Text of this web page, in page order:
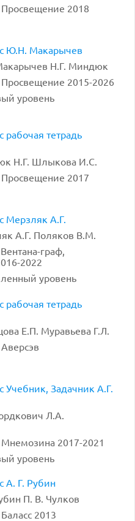
Просвещение 2018
Ю.Н. Макарычев
Н.Г. Миндюк
Просвещение 2015-2026
уровень
рабочая тетрадь
Н.Г. Шлыкова И.С.
Просвещение 2017
Мерзляк А.Г.
А.Г. Поляков В.М.
Вентана-граф,
2022
уровень
рабочая тетрадь
Е.П. Муравьева Г.Л.
Аверсэв
Учебник, Задачник А.Г.
Л.А.
Мнемозина 2017-2021
уровень
А. Г. Рубин
П. В. Чулков
Баласс 2013